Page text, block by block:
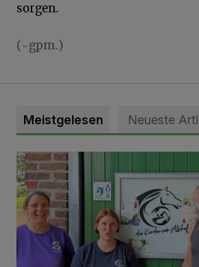
sorgen.
(-gpm.)
Meistgelesen Neueste
Vorbildlicher Einsatz für den